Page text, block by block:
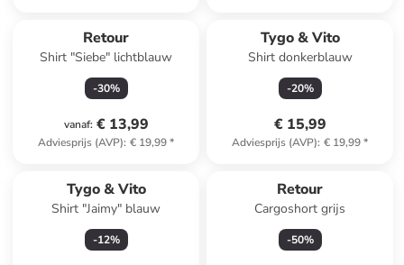
Retour
Shirt "Siebe" lichtblauw
-30%
vanaf: € 13,99
Adviesprijs (AVP): € 19,99*
Tygo & Vito
Shirt donkerblauw
-20%
€ 15,99
Adviesprijs (AVP): € 19,99*
Tygo & Vito
Shirt "Jaimy" blauw
-12%
Retour
Cargoshort grijs
-50%